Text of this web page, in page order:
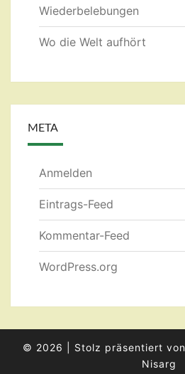
Wiederbelebungen
Wo die Welt aufhört
META
Anmelden
Eintrags-Feed
Kommentar-Feed
WordPress.org
© 2026 Stolz präsentiert von
Nisarg